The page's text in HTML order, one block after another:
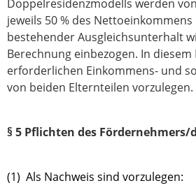
Doppelresidenzmodells werden
jeweils 50 % des Nettoeinkommens
bestehender Ausgleichsunterhalt
Berechnung einbezogen. In diesem
erforderlichen Einkommens- und
von beiden Elternteilen vorzulegen.
§ 5 Pflichten des
(1) Als Nachweis sind vorzulegen: